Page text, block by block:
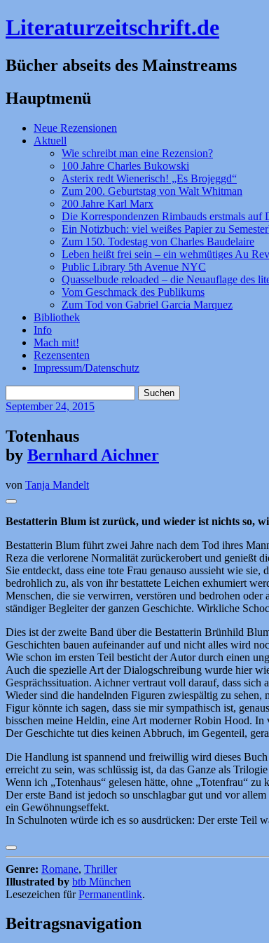
Literaturzeitschrift.de
Bücher abseits des Mainstreams
Hauptmenü
Zum
Inhalt
Neue Rezensionen
Aktuell
Wie schreibt man eine Rezension?
100 Jahre Charles Bukowski
Asterix redt Wienerisch! „Es Brojeggd“
Zum 200. Geburtstag von Walt Whitman
200 Jahre Karl Marx
Die Korrespondenzen Rimbauds erstmals auf
Ein Notizbuch: viel weißes Papier zu
Zum 150. Todestag von Charles Baudelaire
Leben heißt frei sein – ein wehmütiges Au
Public Library 5th Avenue NYC
Quasselbude reloaded – die Neuauflage des
Vom Geschmack des Publikums
Zum Tod von Gabriel Garcia Marquez
Bibliothek
Info
Mach mit!
Rezensenten
Impressum/Datenschutz
nach:
September24, 2015
Totenhaus
by Bernhard Aichner
von Tanja Mandelt
Bestatterin Blum ist zurück, und wieder ist nichts so,
Bestatterin Blum führt zwei Jahre nach dem Tod ihres
Reza die verlorene Normalität zurückerobert und genießt
Sie entdeckt, dass eine tote Frau genauso aussieht wie
bedrohlich zu, als von ihr bestattete Leichen exhumiert
Menschen, die sie verwirren, verstören und bedrohen oder
ständiger Begleiter der ganzen Geschichte. Wirkliche
Dies ist der zweite Band über die Bestatterin Brünhild
Geschichten bauen aufeinander auf und nicht alles wird
Wie schon im ersten Teil besticht der Autor durch einen
Auch die spezielle Art der Dialogschreibung wurde hier
Gesprächssituation. Aichner vertraut voll darauf, dass sich
Wieder sind die handelnden Figuren zwiespältig zu sehen,
Figur könnte ich sagen, dass sie mir sympathisch ist,
bisschen meine Heldin, eine Art moderner Robin Hood.
Der Geschichte tut dies keinen Abbruch, im Gegenteil,
Die Handlung ist spannend und freiwillig wird dieses
erreicht zu sein, was schlüssig ist, da das Ganze als
Wenn ich „Totenhaus“ gelesen hätte, ohne „Totenfrau“
Der erste Band ist jedoch so unschlagbar gut und vor
ein Gewöhnungseffekt.
In Schulnoten würde ich es so ausdrücken: Der erste Teil
Genre: Romane, Thriller
Illustrated by btb München
Lesezeichen fürPermanentlink.
Beitragsnavigation